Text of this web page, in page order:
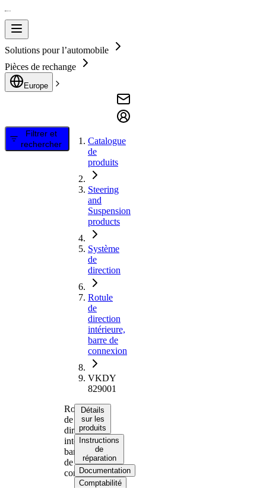
Solutions pour l’automobile
Pièces de rechange
Europe
Filtrer et
rechercher
Catalogue
de
produits
Steering
and
Suspension
products
Système
de
direction
Rotule
de
direction
intérieure,
barre de
connexion
VKDY
829001
Rotule
de
direction
intérieure,
barre
de
connexion
Détails
sur les
produits
Instructions
de
réparation
Documentation
Comptabilité